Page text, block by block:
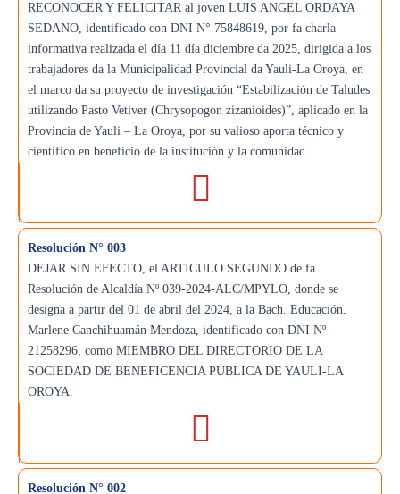
RECONOCER Y FELICITAR al joven LUIS ANGEL ORDAYA
SEDANO, identificado con DNI N° 75848619, por fa charla
informativa realizada el día 11 día diciembre da 2025, dirigida a los
trabajadores da la Municipalidad Provincial da Yauli-La Oroya, en
el marco da su proyecto de investigación “Estabilización de Taludes
utilizando Pasto Vetiver (Chrysopogon zizanioides)”, aplicado en la
Provincia de Yauli – La Oroya, por su valioso aporta técnico y
científico en beneficio de la institución y la comunidad.
Resolución N° 003
DEJAR SIN EFECTO, el ARTICULO SEGUNDO de fa
Resolución de Alcaldía Nº 039-2024-ALC/MPYLO, donde se
designa a partir del 01 de abril del 2024, a la Bach. Educación.
Marlene Canchihuamán Mendoza, identificado con DNI Nº
21258296, como MIEMBRO DEL DIRECTORIO DE LA
SOCIEDAD DE BENEFICENCIA PÚBLICA DE YAULI-LA
OROYA.
Resolución N° 002